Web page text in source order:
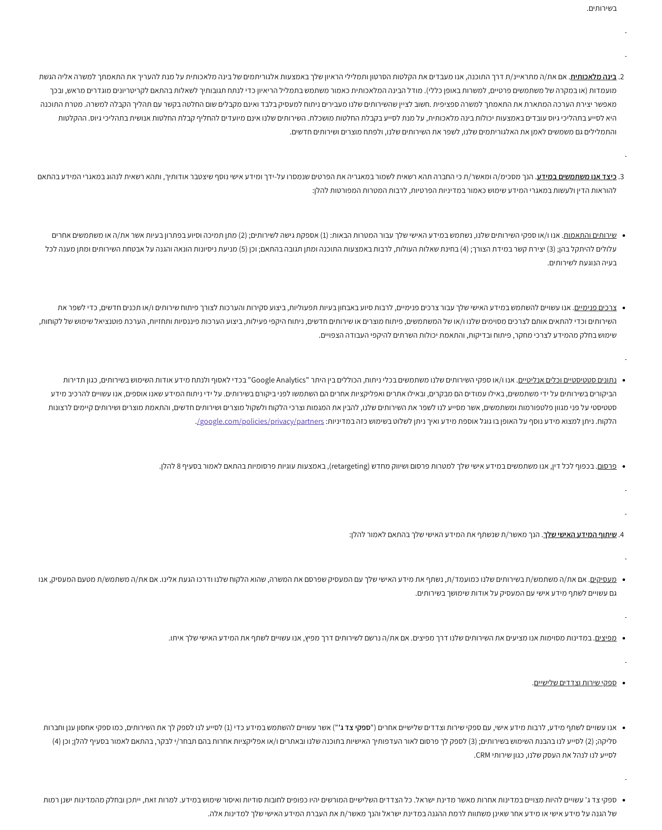
בשירותים.
בינה מלאכותית. אם את/ה מתראיינ/ת דרך התוכנה, אנו מעבדים את הקלטות הסרטון ותמלילי הראיון שלך באמצעות אלגוריתמים של בינה מלאכותית על מנת להעריך את התאמתך למשרה אליה הגשת
מועמדות (או במקרה של משתמשים פרטיים, למשרות באופן כללי). מודל הבינה המלאכותית כאמור משתמש בתמליל הריאיון כדי לנתח תגובותיך לשאלות בהתאם לקריטריונים מוגדרים מראש, ובכך
מאפשר יצירת הערכה המתארת את התאמתך למשרה ספציפית .חשוב לציין שהשירותים שלנו מעבירים ניתוח למעסיק בלבד ואינם מקבלים שום החלטה בקשר עם תהליך הקבלה למשרה. מטרת התוכנה
היא לסייע בתהליכי גיוס עובדים באמצעות יכולות בינה מלאכותית, על מנת לסייע בקבלת החלטות מושכלת. השירותים שלנו אינם מיועדים להחליף קבלת החלטות אנושית בתהליכי גיוס. ההקלטות
והתמלילים גם משמשים לאמן את האלגוריתמים שלנו, לשפר את השירותים שלנו, ולפתח מוצרים ושירותים חדשים.
כיצד אנו משתמשים במידע. הנך מסכימ/ה ומאשר/ת כי החברה תהא רשאית לשמור במאגריה את הפרטים שנמסרו על-ידך ומידע אישי נוסף שיצטבר אודותיך, ותהא רשאית לנהוג במאגרי המידע בהתאם
להוראות הדין ולעשות במאגרי המידע שימוש כאמור במדיניות הפרטיות, לרבות המטרות המפורטות להלן:
שירותים והתאמות
. אנו ו/או ספקי השירותים שלנו, נשתמש במידע האישי שלך עבור המטרות הבאות: (1) אספקת גישה לשירותים; (2) מתן תמיכה וסיוע בפתרון בעיות אשר את/ה או משתמשים אחרים
עלולים להיתקל בהן; (3) יצירת קשר במידת הצורך; (4) בחינת שאלות העולות, לרבות באמצעות התוכנה ומתן תגובה בהתאם; וכן (5) מניעת ניסיונות הונאה והגנה על אבטחת השירותים ומתן מענה לכל
בעיה הנוגעת לשירותים.
צרכים פנימיים. אנו עשויים להשתמש במידע האישי שלך עבור צרכים פנימיים, לרבות סיוע באבחון בעיות תפעוליות, ביצוע סקירות והערכות לצורך פיתוח שירותים ו/או תכנים חדשים, כדי לשפר את
השירותים וכדי להתאים אותם לצרכים מסוימים שלנו ו/או של המשתמשים, פיתוח מוצרים או שירותים חדשים, ניתוח היקפי פעילות, ביצוע הערכות פיננסיות ותחזיות, הערכת פוטנציאל שימוש של לקוחות,
שימוש בחלק מהמידע לצרכי מחקר, פיתוח ובדיקות, והתאמת יכולות השרתים להיקפי העבודה הצפויים.
נתונים סטטיסטיים וכלים אנליטיים
. אנו ו/או ספקי השירותים שלנו משתמשים בכלי ניתוח, הכוללים בין היתר "Google Analytics" בכדי לאסוף ולנתח מידע אודות השימוש בשירותים, כגון תדירות
הביקורים בשירותים על ידי משתמשים, באילו עמודים הם מבקרים, ובאילו אתרים ואפליקציות אחרים הם השתמשו לפני ביקורם בשירותים. על ידי ניתוח המידע שאנו אוספים, אנו עשויים להרכיב מידע
סטטיסטי על פני מגוון פלטפורמות ומשתמשים, אשר מסייע לנו לשפר את השירותים שלנו, להבין את המגמות וצרכי ​​הלקוח ולשקול מוצרים ושירותים חדשים, והתאמת מוצרים ושירותים קיימים לרצונות
הלקוח. ניתן למצוא מידע נוסף על האופן בו גוגל אוספת מידע ואיך ניתן לשלוט בשימוש כזה במדיניות: google.com/policies/privacy/partners/
.
פרסום. בכפוף לכל דין, אנו משתמשים במידע אישי שלך למטרות פרסום ושיווק מחדש (retargeting), באמצעות עוגיות פרסומיות בהתאם לאמור בסעיף 8 להלן.
שיתוף המידע האישי שלך. הנך מאשר/ת שנשתף את המידע האישי שלך בהתאם לאמור להלן:
מעסיקים. אם את/ה משתמש/ת בשירותים שלנו כמועמד/ת, נשתף את מידע האישי שלך עם המעסיק שפרסם את המשרה, שהוא הלקוח שלנו ודרכו הגעת אלינו. אם את/ה משתמש/ת מטעם המעסיק, אנו
גם עשויים לשתף מידע אישי עם המעסיק על אודות שימושך בשירותים.
מפיצים. במדינות מסוימות אנו מציעים את השירותים שלנו דרך מפיצים. אם את/ה נרשם לשירותים דרך מפיץ, אנו עשויים לשתף את המידע האישי שלך איתו.
ספקי שירות וצדדים שלישיים.
אנו עשויים לשתף מידע, לרבות מידע אישי, עם ספקי שירות וצדדים שלישיים אחרים ("ספקי צד ג'
") אשר עשויים להשתמש במידע כדי (1) לסייע לנו לספק לך את השירותים, כמו ספקי אחסון ענן וחברות
סליקה; (2) לסייע לנו בהבנת השימוש בשירותים; (3) לספק לך פרסום לאור העדפותיך האישיות בתוכנה שלנו ובאתרים ו/או אפליקציות אחרות בהם תבחר/י לבקר, בהתאם לאמור בסעיף להלן; וכן (4)
לסייע לנו לנהל את העסק שלנו, כגון שירותי CRM.
ספקי צד ג' עשויים להיות מצויים במדינות אחרות מאשר מדינת ישראל. כל הצדדים השלישיים המורשים יהיו כפופים לחובות סודיות ואיסור שימוש במידע. למרות זאת, ייתכן ובחלק מהמדינות ישנן רמות
של הגנה על מידע אישי או מידע אחר שאינן משתוות לרמת ההגנה במדינת ישראל והנך מאשר/ת את העברת המידע האישי שלך למדינות אלה.